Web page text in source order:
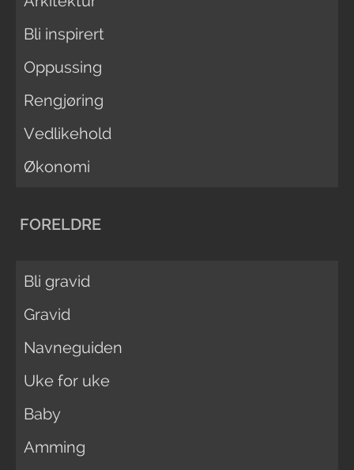
Bli inspirert
Oppussing
Rengjøring
Vedlikehold
Økonomi
FORELDRE
Bli gravid
Gravid
Navneguiden
Uke for uke
Baby
Amming